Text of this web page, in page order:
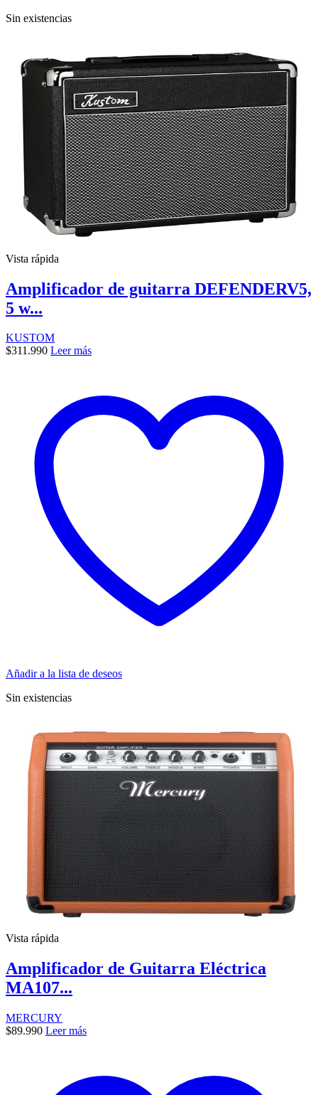
Sin existencias
Vista rápida
Amplificador de guitarra DEFENDERV5,
5 w...
KUSTOM
$311.990 Leer más
Añadir a la lista de deseos
Sin existencias
Vista rápida
Amplificador de Guitarra Eléctrica
MA107...
MERCURY
$89.990 Leer más